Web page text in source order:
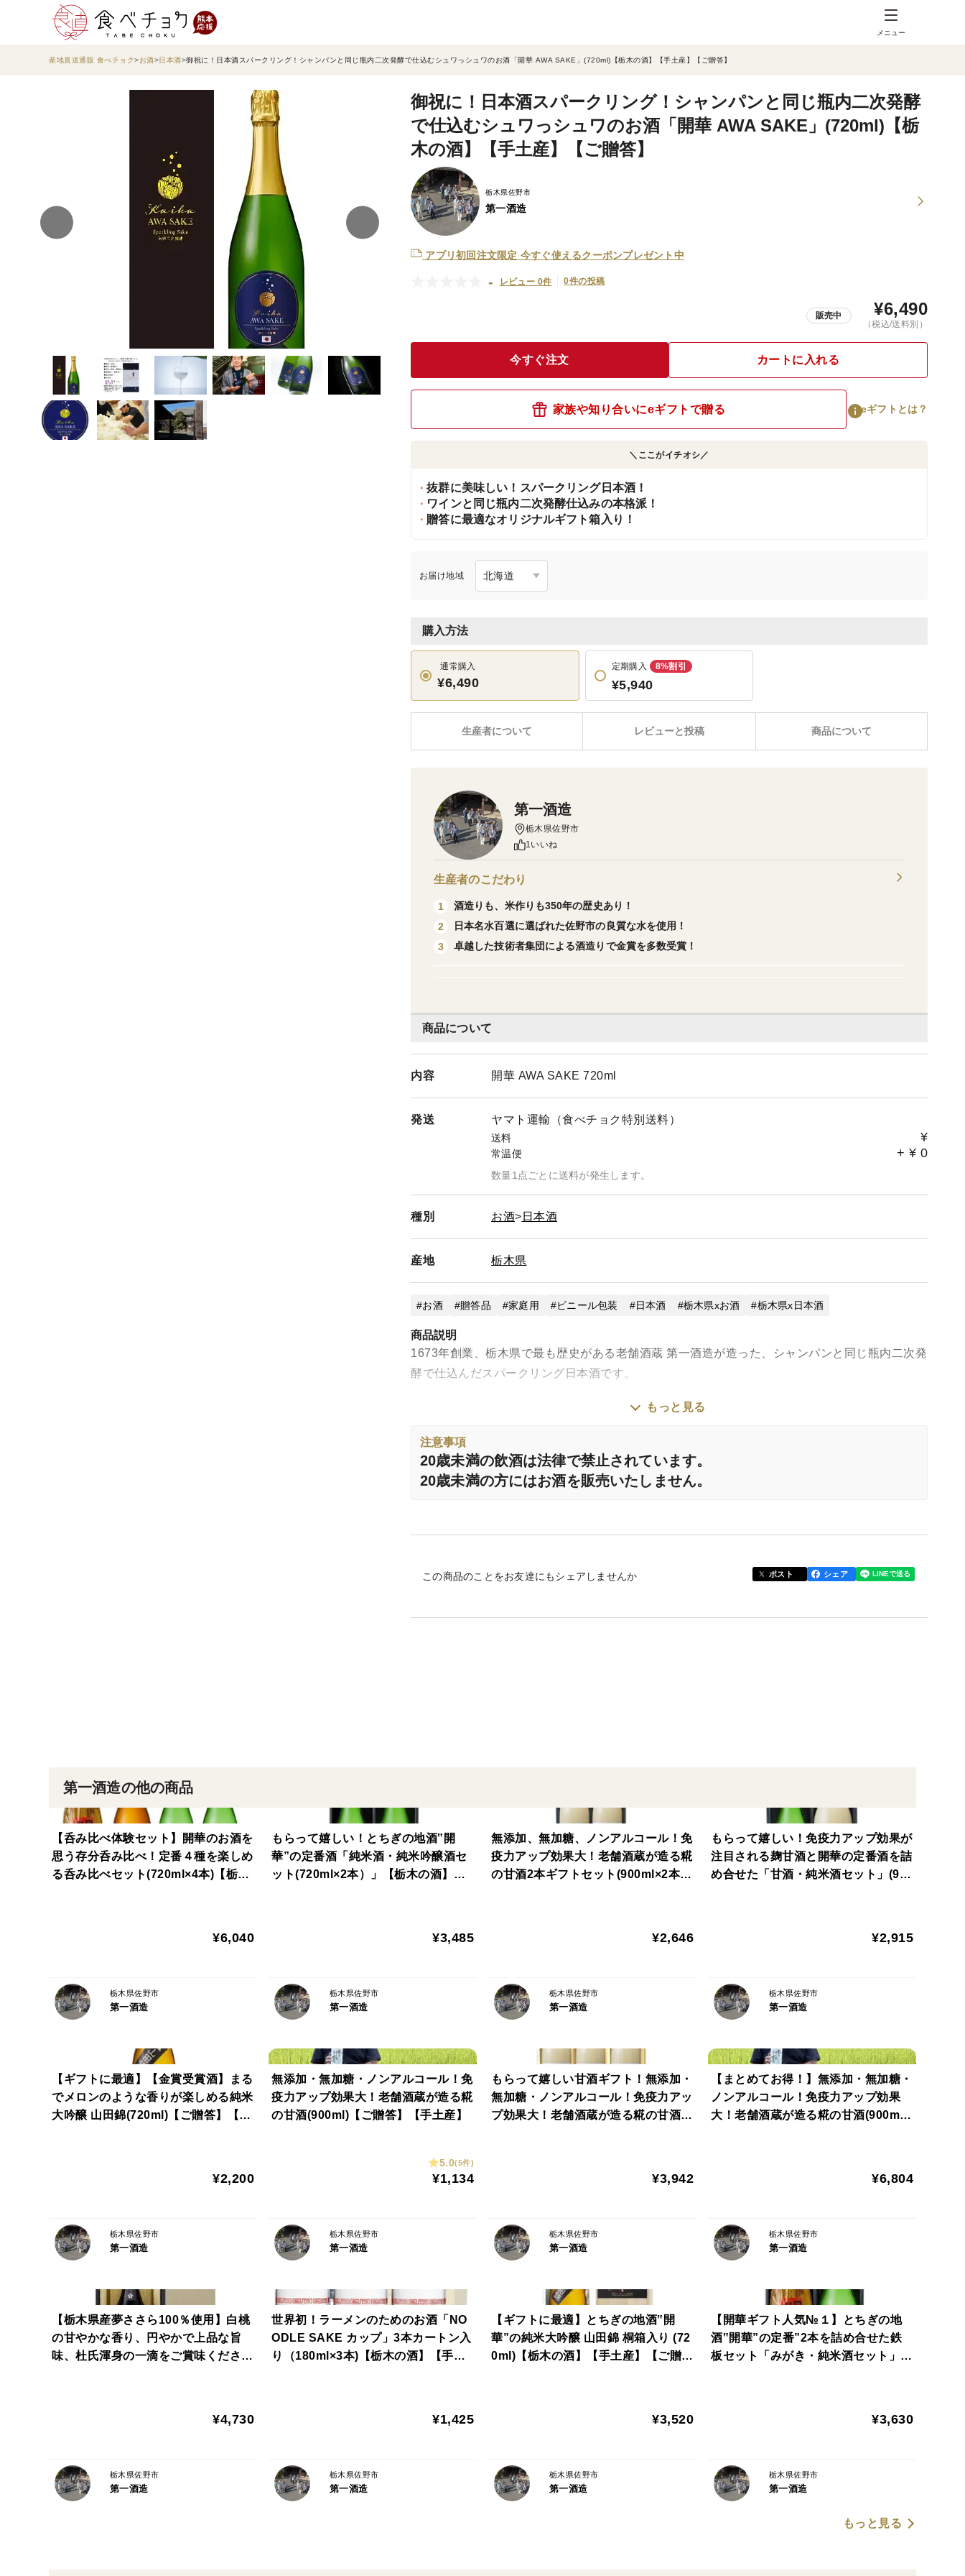
メニュー
産地直送通販 食べチョク お酒 日本酒 御祝に！日本酒スパークリング！シャンパンと同じ瓶内二次発酵で仕込むシュワっシュワのお酒「開華 AWA SAKE」(720ml)【栃木の酒】【手土産】【ご贈答】
御祝に！日本酒スパークリング！シャンパンと同じ瓶内二次発酵
で仕込むシュワっシュワのお酒「開華 AWA SAKE」(720ml)【栃
木の酒】【手土産】【ご贈答】
栃木県佐野市
第一酒造
アプリ初回注文限定 今すぐ使えるクーポンプレゼント中
- レビュー 0件 0件の投稿
販売中 ¥6,490
（税込/送料別）
今すぐ注文 カートに入れる
家族や知り合いにeギフトで贈る eギフトとは？
＼ここがイチオシ／
抜群に美味しい！スパークリング日本酒！
ワインと同じ瓶内二次発酵仕込みの本格派！
贈答に最適なオリジナルギフト箱入り！
お届け地域
購入方法
通常購入
¥6,490
定期購入 8%割引
¥5,940
レビューと投稿 商品について
生産者について
商品について
内容 開華 AWA SAKE 720ml
発送 ヤマト運輸（食べチョク特別送料）
送料 ¥
常温便 + ¥ 0
数量1点ごとに送料が発生します。
種別 お酒 日本酒
産地 栃木県
お酒 贈答品 家庭用 ビニール包装 日本酒 栃木県xお酒 栃木県x日本酒
商品説明
1673年創業、栃木県で最も歴史がある老舗酒蔵 第一酒造が造った、シャンパンと同じ瓶内二次発
酵で仕込んだスパークリング日本酒です。
(オリジナルカートン入り）
フレッシュな柑橘系の爽やかな香り立ちと、きめの細かい繊細な泡立ちとコクのある旨味が非常
ス充填タイプや、にごり活性タイプの発泡性日本酒とは一線を画す、まったく新しい価値観で味
【精米歩合】非公開
熨斗希望、お中元、苗字 名前
もっと見る
注意事項
20歳未満の飲酒は法律で禁止されています。
20歳未満の方にはお酒を販売いたしません。
この商品のことをお友達にもシェアしませんか ポスト シェア
第一酒造
栃木県佐野市
1いいね
生産者のこだわり
1
酒造りも、米作りも350年の歴史あり！
2
日本名水百選に選ばれた佐野市の良質な水を使用！
3
卓越した技術者集団による酒造りで金賞を多数受賞！
第一酒造の他の商品
【呑み比べ体験セット】開華のお酒を
思う存分呑み比べ！定番４種を楽しめ
る呑み比べセット(720ml×4本)【栃木
¥6,040
栃木県佐野市
第一酒造
もらって嬉しい！とちぎの地酒‟開
華”の定番酒「純米酒・純米吟醸酒セ
ット(720ml×2本）」【栃木の酒】
¥3,485
栃木県佐野市
第一酒造
無添加、無加糖、ノンアルコール！免
疫力アップ効果大！老舗酒蔵が造る糀
の甘酒2本ギフトセット(900ml×2本)
¥2,646
栃木県佐野市
第一酒造
もらって嬉しい！免疫力アップ効果が
注目される麹甘酒と開華の定番酒を詰
め合せた「甘酒・純米酒セット」(900
¥2,915
栃木県佐野市
第一酒造
【ギフトに最適】【金賞受賞酒】まる
でメロンのような香りが楽しめる純米
大吟醸 山田錦(720ml)【ご贈答】【手
¥2,200
栃木県佐野市
第一酒造
無添加・無加糖・ノンアルコール！免
疫力アップ効果大！老舗酒蔵が造る糀
の甘酒(900ml)【ご贈答】【手土産】
5.0(5件)
¥1,134
栃木県佐野市
第一酒造
もらって嬉しい甘酒ギフト！無添加・
無加糖・ノンアルコール！免疫力アッ
プ効果大！老舗酒蔵が造る糀の甘酒3
¥3,942
栃木県佐野市
第一酒造
【まとめてお得！】無添加・無加糖・
ノンアルコール！免疫力アップ効果
大！老舗酒蔵が造る糀の甘酒(900ml×
¥6,804
栃木県佐野市
第一酒造
【栃木県産夢ささら100％使用】白桃
の甘やかな香り、円やかで上品な旨
味、杜氏渾身の一滴をご賞味くださ
¥4,730
栃木県佐野市
第一酒造
世界初！ラーメンのためのお酒「NO
ODLE SAKE カップ」3本カートン入
り（180ml×3本)【栃木の酒】【手土
¥1,425
栃木県佐野市
第一酒造
【ギフトに最適】とちぎの地酒‟開
華”の純米大吟醸 山田錦 桐箱入り (72
0ml)【栃木の酒】【手土産】【ご贈
¥3,520
栃木県佐野市
第一酒造
【開華ギフト人気№１】とちぎの地
酒‟開華”の定番”2本を詰め合せた鉄
板セット「みがき・純米酒セット」(7
¥3,630
栃木県佐野市
第一酒造
もっと見る